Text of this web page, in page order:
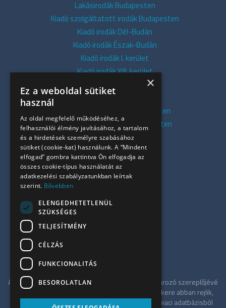
Lakásirodák Budapesten
Kiadó szolgáltatott irodák Budapesten
Kiadó irodák Dél-Budán
Kiadó irodák Észak-Budán
Kiadó irodák I. kerület
Kiadó irodák XIII. kerület
Kiadó irodák V. kerület
Kiadó irodák XI. kerület
Kiadó belvárosi irodák Budapesten
Kiadó presztízs irodák Budapesten
Kiadó azonnali irodák
Összes iroda
Szolgáltatásaink
Referenciák
Irodapiaci hírek
+36 30 949 9709
Az ÚjIroda a Tower-International tagjaként meghatározó szereplőjévé
vált a budapesti irodapiacnak. Szolgáltatásának sikere abban rejlik,
hogy független tanácsadóként a teljes irodaház-piaci adatbázisból
×
Ez a weboldal sütiket
használ
Az oldal megfelelő működéséhez, a
felhasználói élmény javításához, a tartalom
és a hirdetések személyre szabásához
sütiket (cookie-kat) használunk. A “Mindent
elfogad” gombra kattintva Ön elfogadja az
összes cookie-típus használatát az
adatkezelési szabályzatunkban leírtak
szerint. Bővebben
ELENGEDHETETLENÜL
SZÜKSÉGES
TELJESÍTMÉNY
CÉLZÁS
FUNKCIONALITÁS
BESOROLATLAN